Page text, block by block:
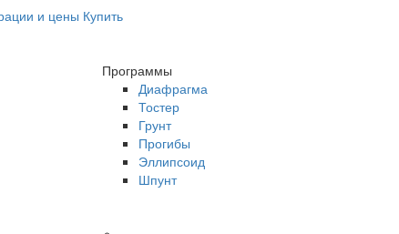
и цены Купить
Программы
Диафрагма
Тостер
Грунт
Прогибы
Эллипсоид
Шпунт